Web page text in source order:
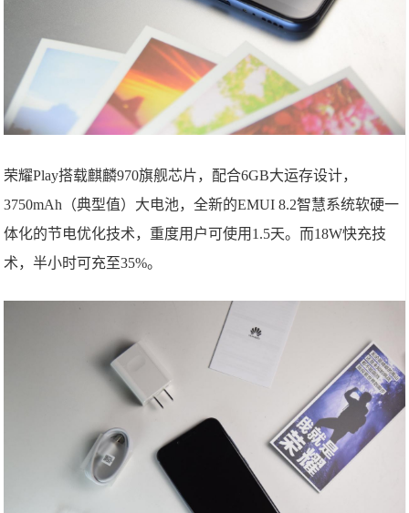
荣耀Play搭载麒麟970旗舰芯片，配合6GB大运存设计，
3750mAh（典型值）大电池，全新的EMUI 8.2智慧系统软硬一
体化的节电优化技术，重度用户可使用1.5天。而18W快充技
术，半小时可充至35%。